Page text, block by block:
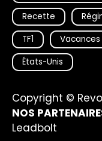
Recette
TF1
Vacances
États-Unis
Copyright ©
NOS
Leadbolt